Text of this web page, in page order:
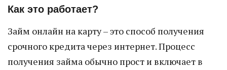
Как это работает?
Займ онлайн на карту – это способ получения
срочного кредита через интернет. Процесс
получения займа обычно прост и включает в